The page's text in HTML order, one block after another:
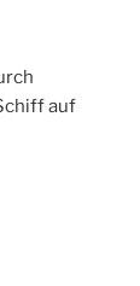
auf